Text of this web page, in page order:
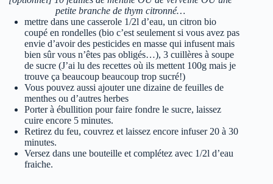
petite branche de thym citronné…
mettre dans une casserole 1/2l d’eau, un citron bio
coupé en rondelles (bio c’est seulement si vous avez pas
envie d’avoir des pesticides en masse qui infusent mais
bien sûr vous n’êtes pas obligés…), 3 cuillères à soupe
de sucre (J’ai lu des recettes où ils mettent 100g mais je
trouve ça beaucoup beaucoup trop sucré!)
Vous pouvez aussi ajouter une dizaine de feuilles de
menthes ou d’autres herbes
Porter à ébullition pour faire fondre le sucre, laissez
cuire encore 5 minutes.
Retirez du feu, couvrez et laissez encore infuser 20 à 30
minutes.
Versez dans une bouteille et complétez avec 1/2l d’eau
fraiche.